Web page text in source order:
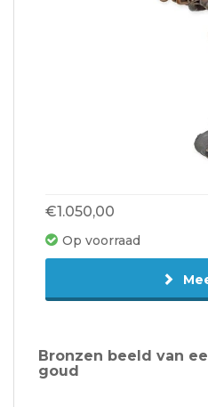
€1.050,00
Op voorraad
Bronzen beeld van
goud